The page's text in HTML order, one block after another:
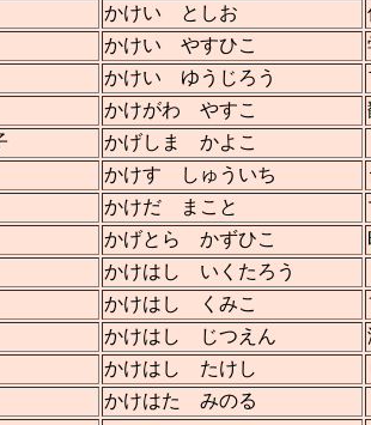
かけい としお
かけい やすひこ
かけい ゆうじろう
かけがわ やすこ
かげしま かよこ
かけす しゅういち
かけだ まこと
かげとら かずひこ
かけはし いくたろう
かけはし くみこ
かけはし じつえん
かけはし たけし
かけはた みのる